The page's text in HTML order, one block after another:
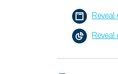
Reveal
Reveal